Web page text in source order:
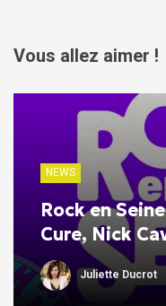
Vous allez aimer !
NEWS
Rock en
Cure, Nick
Juliette Ducrot